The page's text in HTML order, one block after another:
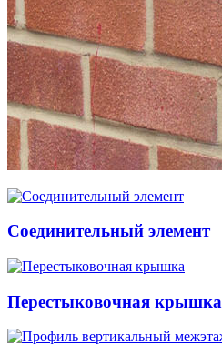
Соединительный элемент
Перестыковочная крышка